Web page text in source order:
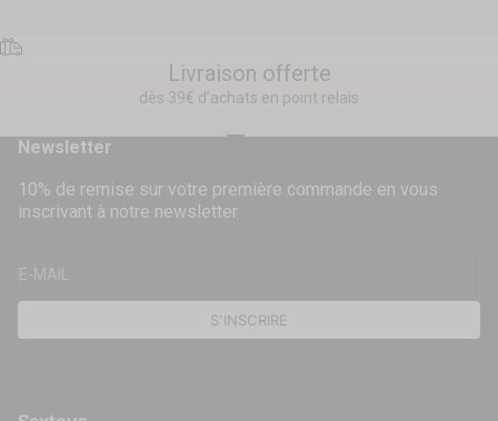
Livraison offerte
dès 39€ d’achats en point relais
Newsletter
10% de remise sur votre première commande en vous
inscrivant à notre newsletter
E-MAIL
S'INSCRIRE